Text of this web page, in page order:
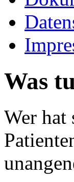
Was
Wer